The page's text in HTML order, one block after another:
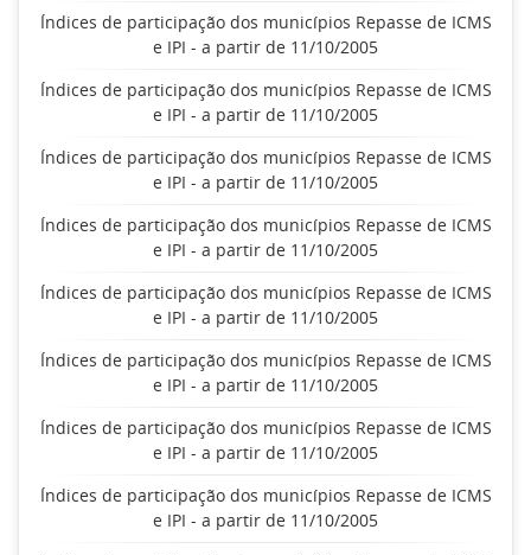
Índices de participação dos municípios Repasse de ICMS
e IPI - a partir de 11/10/2005
Índices de participação dos municípios Repasse de ICMS
e IPI - a partir de 11/10/2005
Índices de participação dos municípios Repasse de ICMS
e IPI - a partir de 11/10/2005
Índices de participação dos municípios Repasse de ICMS
e IPI - a partir de 11/10/2005
Índices de participação dos municípios Repasse de ICMS
e IPI - a partir de 11/10/2005
Índices de participação dos municípios Repasse de ICMS
e IPI - a partir de 11/10/2005
Índices de participação dos municípios Repasse de ICMS
e IPI - a partir de 11/10/2005
Índices de participação dos municípios Repasse de ICMS
e IPI - a partir de 11/10/2005